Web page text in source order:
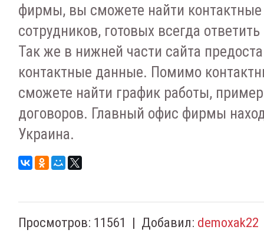
фирмы, вы сможете найти
сотрудников, готовых всегда
Так же в нижней части сайта
контактные данные. Помимо
сможете найти график работы,
договоров. Главный офис фирмы
Украина.
Просмотров: 11561 | Добавил: demoxak22